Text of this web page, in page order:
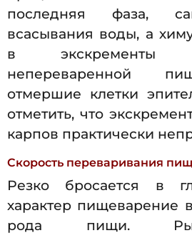
последняя фаза,
всасывания воды, а
в экскременты
непереваренной
отмершие клетки
отметить, что
карпов практически
Скорость переваривания
Резко бросается в
характер пищеварение
рода пищи.